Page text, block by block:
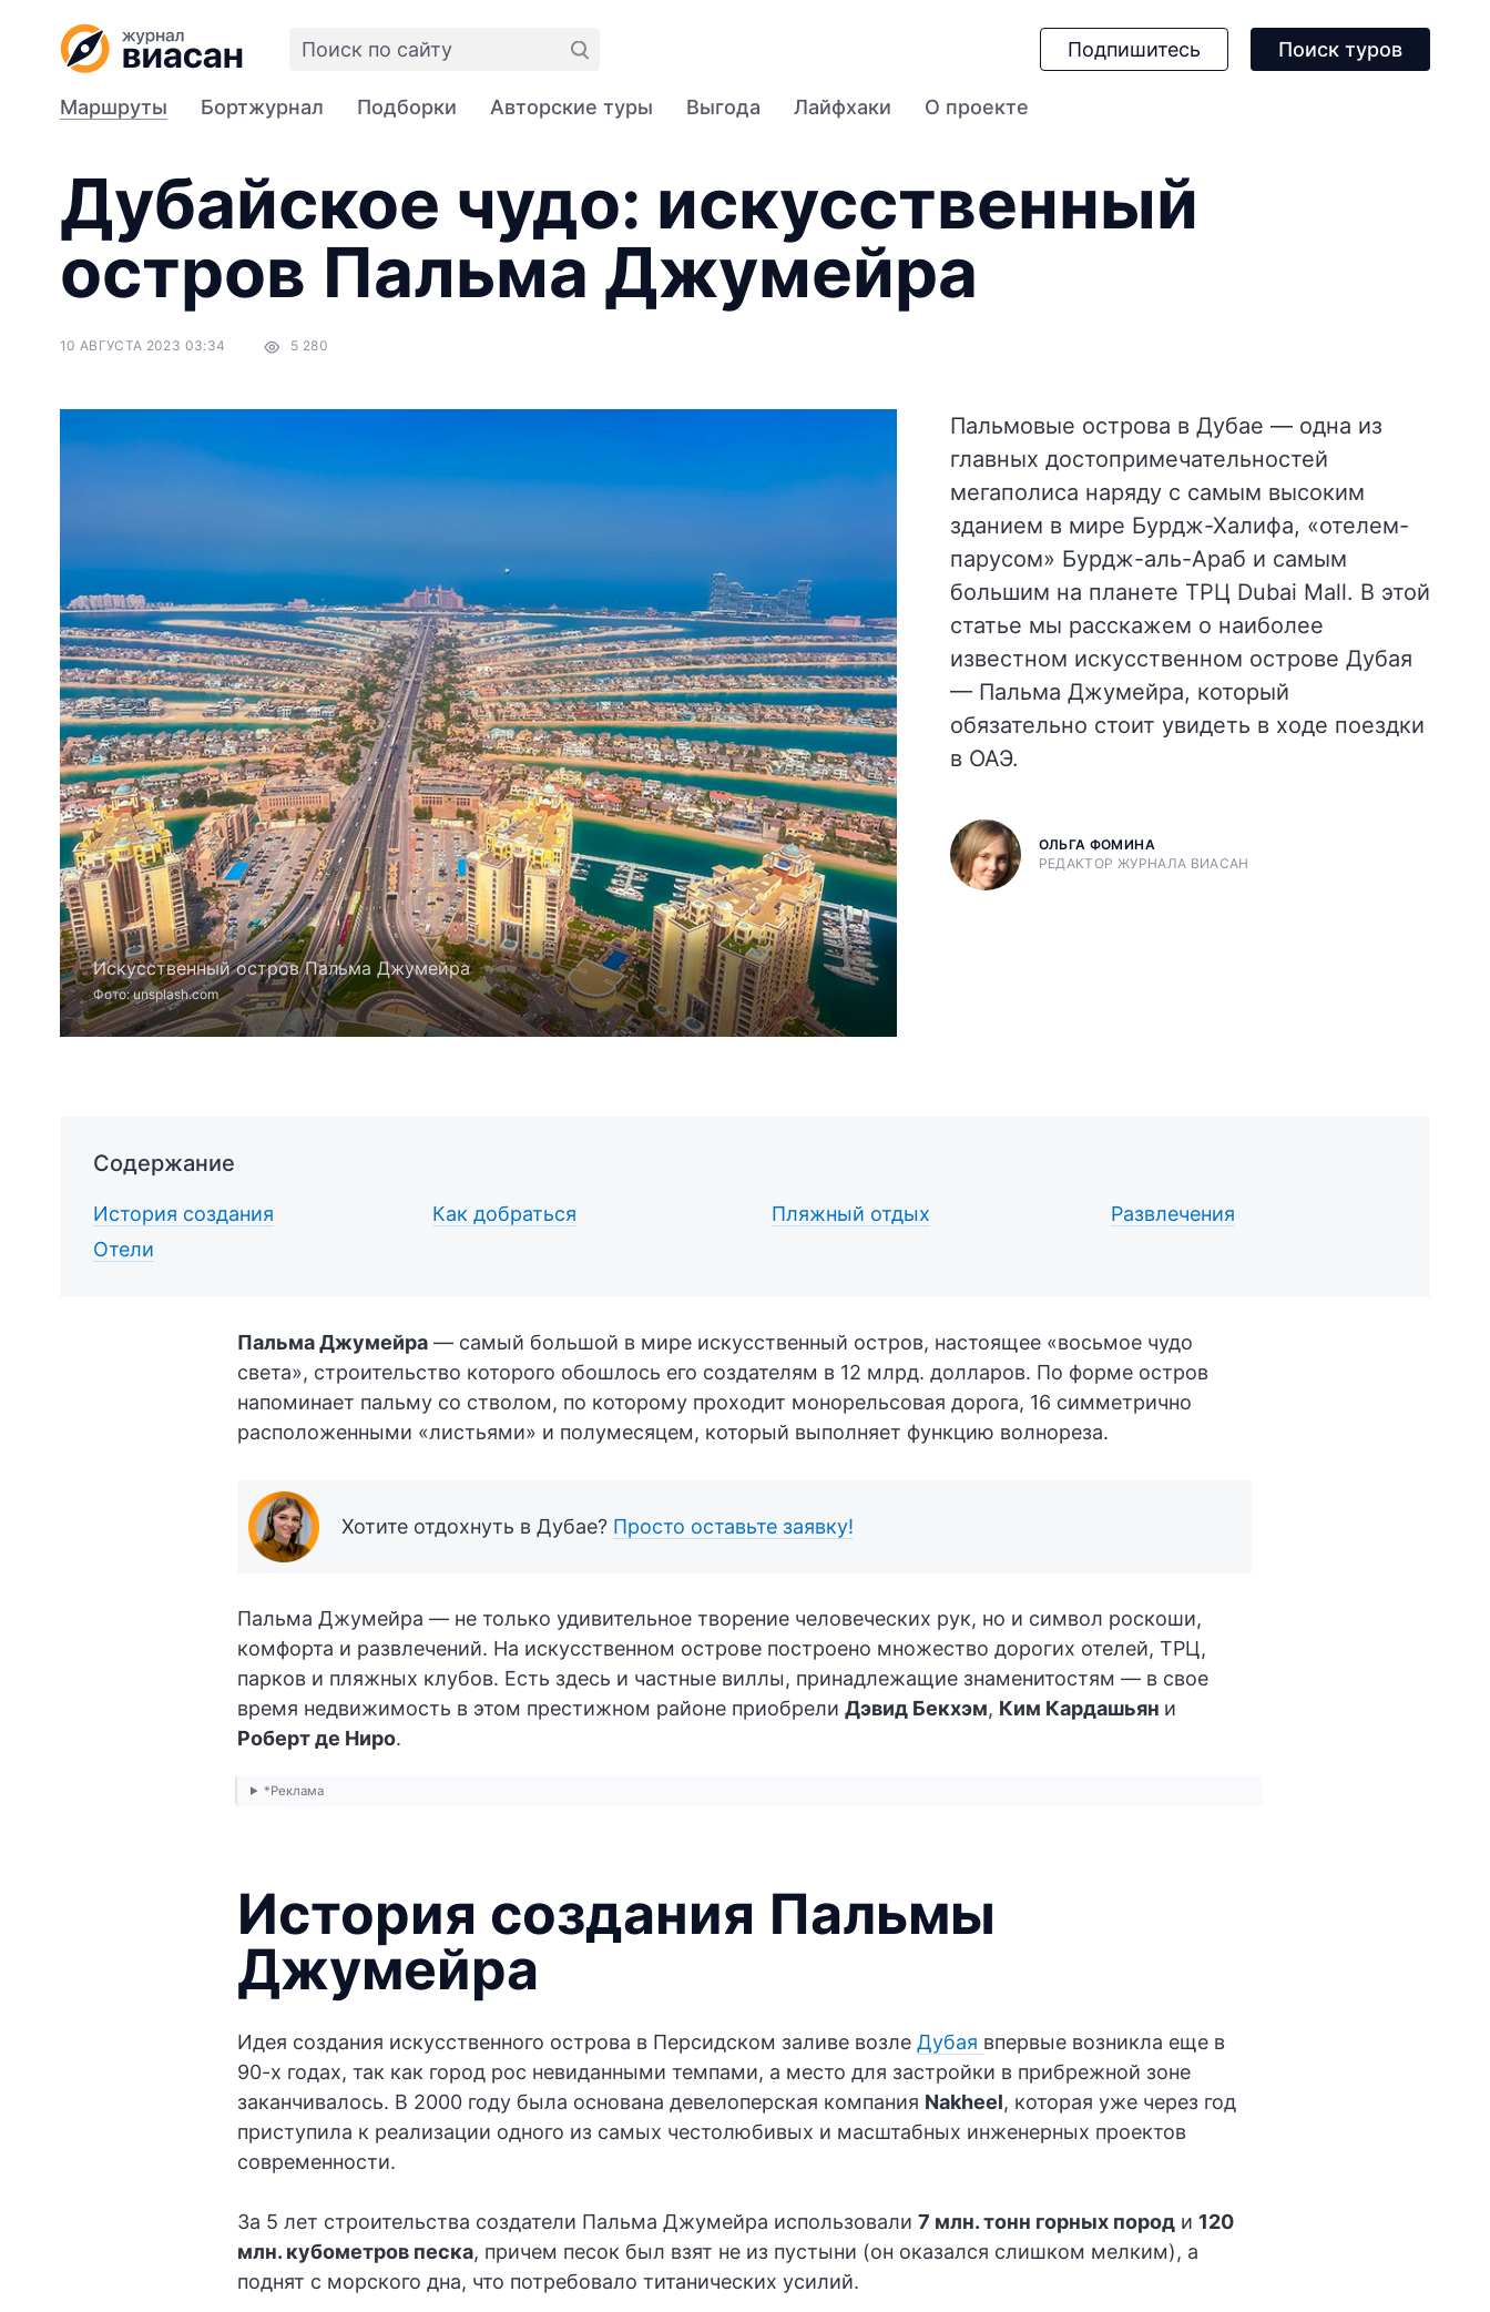
Подпишитесь Поиск туров
Маршруты Бортжурнал Подборки Авторские туры Выгода Лайфхаки О проекте
Дубайское чудо: искусственный
остров Пальма Джумейра
10 АВГУСТА 2023 03:34 5 280
Искусственный остров Пальма Джумейра
Фото: unsplash.com
Пальмовые острова в Дубае — одна из
главных достопримечательностей
мегаполиса наряду с самым высоким
зданием в мире Бурдж-Халифа, «отелем-
парусом» Бурдж-аль-Араб и самым
большим на планете ТРЦ Dubai Mall. В этой
статье мы расскажем о наиболее
известном искусственном острове Дубая
— Пальма Джумейра, который
обязательно стоит увидеть в ходе поездки
в ОАЭ.
ОЛЬГА ФОМИНА
РЕДАКТОР ЖУРНАЛА ВИАСАН
Содержание
История создания Как добраться Пляжный отдых
Развлечения
Отели
Пальма Джумейра — самый большой в мире искусственный остров, настоящее «восьмое чудо
света», строительство которого обошлось его создателям в 12 млрд. долларов. По форме остров
напоминает пальму со стволом, по которому проходит монорельсовая дорога, 16 симметрично
расположенными «листьями» и полумесяцем, который выполняет функцию волнореза.
Хотите отдохнуть в Дубае? Просто оставьте заявку!
Пальма Джумейра — не только удивительное творение человеческих рук, но и символ роскоши,
комфорта и развлечений. На искусственном острове построено множество дорогих отелей, ТРЦ,
парков и пляжных клубов. Есть здесь и частные виллы, принадлежащие знаменитостям — в свое
время недвижимость в этом престижном районе приобрелиДэвид Бекхэм, Ким Кардашьян и
Роберт де Ниро.
*Реклама
История создания Пальмы
Джумейра
Идея создания искусственного острова в Персидском заливе возлеДубая впервые возникла еще в
90-х годах, так как город рос невиданными темпами, а место для застройки в прибрежной зоне
заканчивалось. В 2000 году была основана девелоперская компания Nakheel, которая уже через год
приступила к реализации одного из самых честолюбивых и масштабных инженерных проектов
современности.
За 5 лет строительства создатели Пальма Джумейра использовали7 млн. тонн горных пород и 120
млн. кубометров песка, причем песок был взят не из пустыни (он оказался слишком мелким), а
поднят с морского дна, что потребовало титанических усилий.